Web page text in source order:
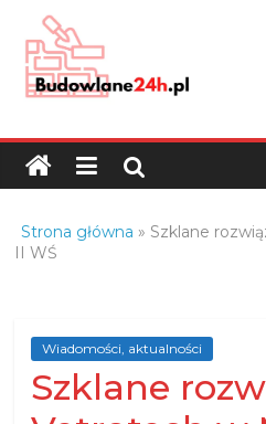
content
Budowlane24h.pl
portal
budowlany
oraz
budowlanej
Strona główna » Szklane
II WŚ
Wiadomości, aktualności
Szklane